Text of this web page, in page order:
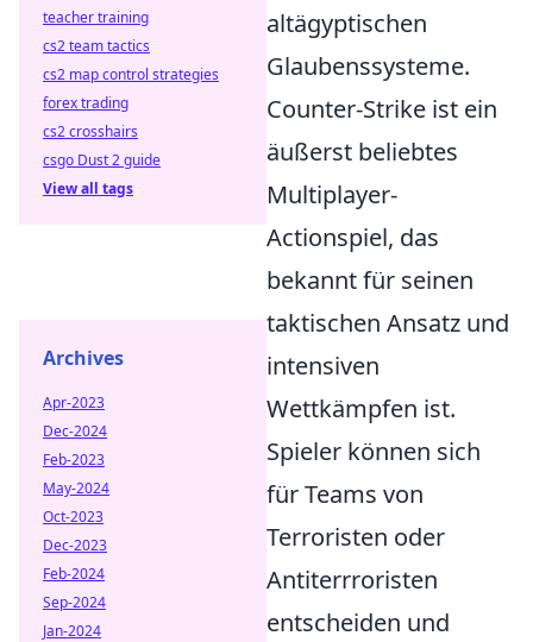
altägyptischen
Glaubenssysteme.
Counter-Strike ist ein
äußerst beliebtes
Multiplayer-
Actionspiel, das
bekannt für seinen
taktischen Ansatz und
intensiven
Wettkämpfen ist.
Spieler können sich
für Teams von
Terroristen oder
Antiterrroristen
entscheiden und
teacher training
cs2 team tactics
cs2 map control strategies
forex trading
cs2 crosshairs
csgo Dust 2 guide
View all tags
Archives
Apr-2023
Dec-2024
Feb-2023
May-2024
Oct-2023
Dec-2023
Feb-2024
Sep-2024
Jan-2024